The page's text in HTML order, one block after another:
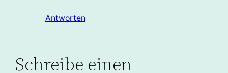
Antworten
Schreibe einen